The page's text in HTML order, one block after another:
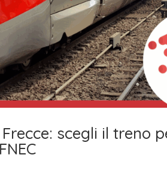
scegli il treno